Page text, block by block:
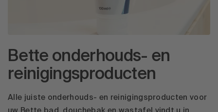
Bette onderhouds- en
reinigingsproducten
Alle juiste onderhouds- en reinigingsproducten voor